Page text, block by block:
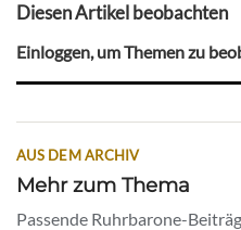
Diesen Artikel beobachten
Einloggen, um Themen zu
AUS DEM ARCHIV
Mehr zum Thema
Passende Ruhrbarone-